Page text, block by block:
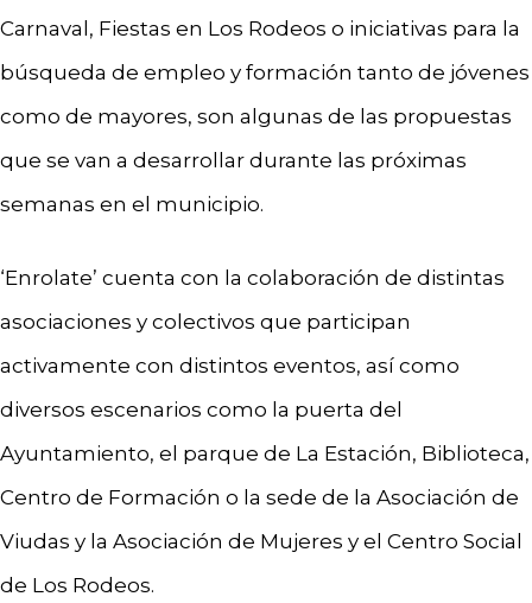
Carnaval, Fiestas en Los Rodeos o iniciativas para la
búsqueda de empleo y formación tanto de jóvenes
como de mayores, son algunas de las propuestas
que se van a desarrollar durante las próximas
semanas en el municipio.
‘Enrolate’ cuenta con la colaboración de distintas
asociaciones y colectivos que participan
activamente con distintos eventos, así como
diversos escenarios como la puerta del
Ayuntamiento, el parque de La Estación, Biblioteca,
Centro de Formación o la sede de la Asociación de
Viudas y la Asociación de Mujeres y el Centro Social
de Los Rodeos.